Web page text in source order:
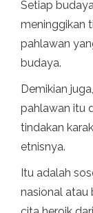
Setiap
meninggikan
pahlawan
budaya.
Demikian
pahlawan itu
tindakan
etnisnya.
Itu adalah
nasional atau